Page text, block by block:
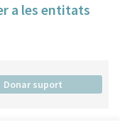
a les entitats
Donar suport